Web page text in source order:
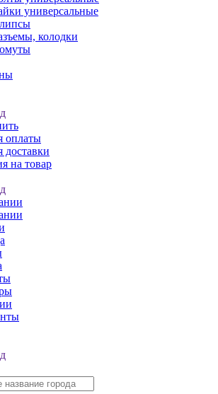
универсальные
колодки
оплаты
доставки
на товар